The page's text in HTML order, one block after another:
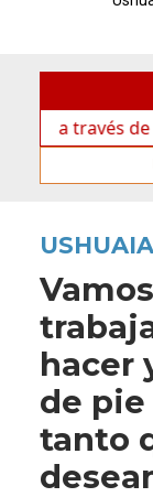
de una
USHUAIA
hacer
de pie
tanto